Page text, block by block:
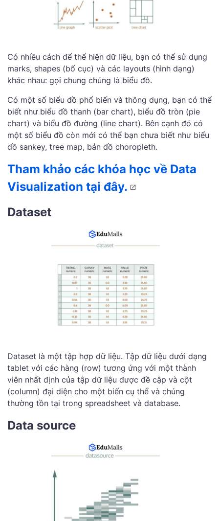
Có nhiều cách để thể hiện dữ liệu, bạn có thể sử dụng
marks, shapes (bố cục) và các layouts (hình dạng)
khác nhau: gọi chung chúng là biểu đồ.
Có một số biểu đồ phổ biến và thông dụng, bạn có thể
biết như biểu đồ thanh (bar chart), biểu đồ tròn (pie
chart) và biểu đồ đường (line chart). Bên cạnh đó có
một số biểu đồ còn mới có thể bạn chưa biết như biểu
đồ sankey, tree map, bản đồ choropleth.
Tham khảo các khóa học về Data
Visualization tại đây.
‌Dataset
Dataset là một tập hợp dữ liệu. Tập dữ liệu dưới dạng
tablet với các hàng (row) tương ứng với một thành
viên nhất định của tập dữ liệu được đề cập và cột
(column) đại diện cho một biến cụ thể và chúng
thường tồn tại trong spreadsheet và database.
‌Data source